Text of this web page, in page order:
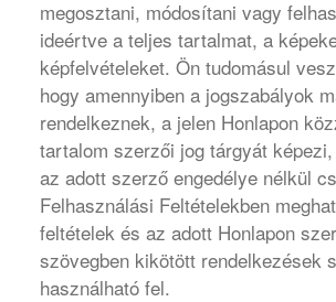
megosztani, módosítani vagy
ideértve a teljes tartalmat, a
képfelvételeket. Ön tudomásul
hogy amennyiben a jogszabályok
rendelkeznek, a jelen Honlapon
tartalom szerzői jog tárgyát
az adott szerző engedélye nélkül
Felhasználási Feltételekben
feltételek és az adott Honlapon
szövegben kikötött rendelkezések
használható fel.